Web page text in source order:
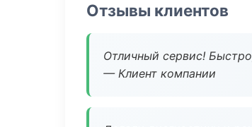
Отзывы клиентов
Отличный сервис!
— Клиент компании